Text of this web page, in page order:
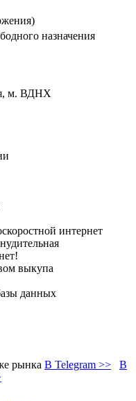
назначения
м. ВДНХ
интернет
выкупа
данных
рынка В Telegram >>
В